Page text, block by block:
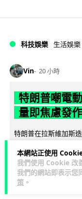
本網站正使用
我們使用 Cookie 改
我們的網站即表示您
策 。
科技娛樂 生活娛樂
Vin 20 小時
特朗普嘲電
量即焦慮發
特朗普在拉斯維加斯
制令。惟專業車媒隨即
531 243↗